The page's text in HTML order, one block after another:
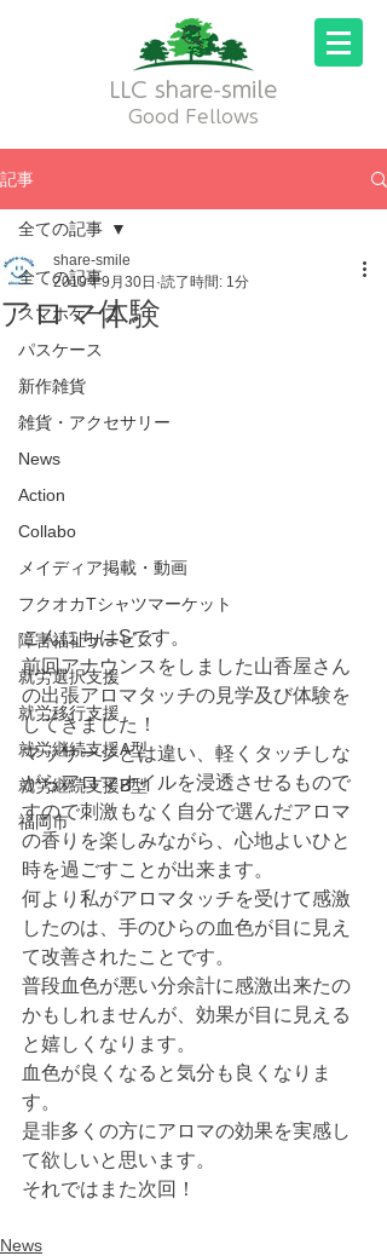
LLC share-smile
Good Fellows
記事
全ての記事
スマホケース
パスケース
新作雑貨
雑貨・アクセサリー
News
Action
Collabo
メイディア掲載・動画
フクオカTシャツマーケット
障害福祉サービス
就労選択支援
就労移行支援
就労継続支援A型
就労継続支援B型
福岡市
全ての記事
アロマ体験
share-smile
2019年9月30日 読了時間: 1分
こんにちはSです。
前回アナウンスをしました山香屋さん
の出張アロマタッチの見学及び体験を
してきました！
マッサージとは違い、軽くタッチしな
がらアロマオイルを浸透させるもので
すので刺激もなく自分で選んだアロマ
の香りを楽しみながら、心地よいひと
時を過ごすことが出来ます。
何より私がアロマタッチを受けて感激
したのは、手のひらの血色が目に見え
て改善されたことです。
普段血色が悪い分余計に感激出来たの
かもしれませんが、効果が目に見える
と嬉しくなります。
血色が良くなると気分も良くなりま
す。
是非多くの方にアロマの効果を実感し
て欲しいと思います。
それではまた次回！
News